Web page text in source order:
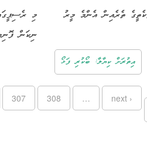
މި
ނިކަން
ތެރެއިން އެންމެ މީރު
އިތުރަށް ކިޔާލާ: ބޯކުރި ފަޅޯ
307 308 …
next ›